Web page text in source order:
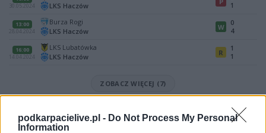
podkarpacielive.pl - Do Not Process My Personal
Information
30.05.2024
LKS Haczów
1
13:00
28.04.2024
Burza Rogi
LKS Haczów
W
0
4
16:00
14.04.2024
LKS Lubatówka
LKS Haczów
R
1
1
ZOBACZ WIĘCEJ (7)
Spotkanie pomiędzyLKS Lubatówka i LKS Haczówrozegrane zostanie